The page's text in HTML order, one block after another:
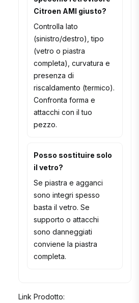
Citroen AMI giusto?
Controlla lato
(sinistro/destro), tipo
(vetro o piastra
completa), curvatura e
presenza di
riscaldamento (termico).
Confronta forma e
attacchi con il tuo
pezzo.
Posso sostituire solo
il vetro?
Se piastra e agganci
sono integri spesso
basta il vetro. Se
supporto o attacchi
sono danneggiati
conviene la piastra
completa.
Link Prodotto: